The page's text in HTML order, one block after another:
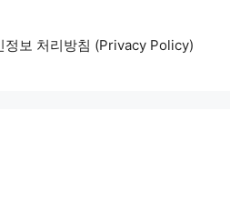
정보 처리방침 (Privacy Policy)